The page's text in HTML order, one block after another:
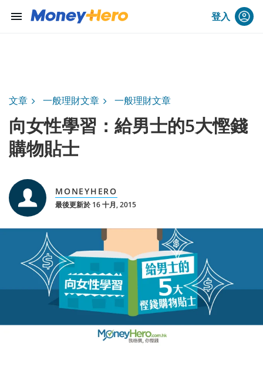
menu 登入
文章 一般理財文章 一般理財文章
向女性學習：給男士的5大慳錢
購物貼士
MONEYHERO
最後更新於 16 十月, 2015